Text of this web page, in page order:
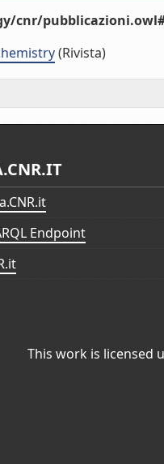
cnr/
(Rivista)
Endpoint
This work is licensed